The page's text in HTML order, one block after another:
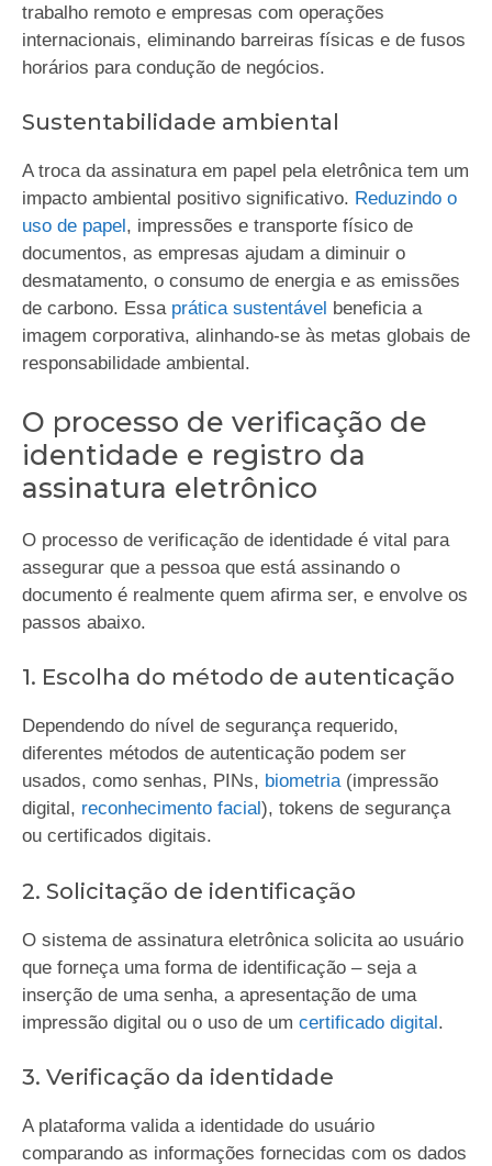
trabalho remoto e empresas com operações
internacionais, eliminando barreiras físicas e de fusos
horários para condução de negócios.
Sustentabilidade ambiental
A troca da assinatura em papel pela eletrônica tem um
impacto ambiental positivo significativo. Reduzindo o
uso de papel, impressões e transporte físico de
documentos, as empresas ajudam a diminuir o
desmatamento, o consumo de energia e as emissões
de carbono. Essa prática sustentável beneficia a
imagem corporativa, alinhando-se às metas globais de
responsabilidade ambiental.
O processo de verificação de
identidade e registro da
assinatura eletrônico
O processo de verificação de identidade é vital para
assegurar que a pessoa que está assinando o
documento é realmente quem afirma ser, e envolve os
passos abaixo.
1. Escolha do método de autenticação
Dependendo do nível de segurança requerido,
diferentes métodos de autenticação podem ser
usados, como senhas, PINs, biometria(impressão
digital, reconhecimento facial), tokens de segurança
ou certificados digitais.
2. Solicitação de identificação
O sistema de assinatura eletrônica solicita ao usuário
que forneça uma forma de identificação – seja a
inserção de uma senha, a apresentação de uma
impressão digital ou o uso de um certificado digital.
3. Verificação da identidade
A plataforma valida a identidade do usuário
comparando as informações fornecidas com os dados